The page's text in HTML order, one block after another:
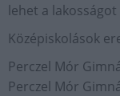
lehet a
Középiskolások
Perczel Mór
Perczel Mór